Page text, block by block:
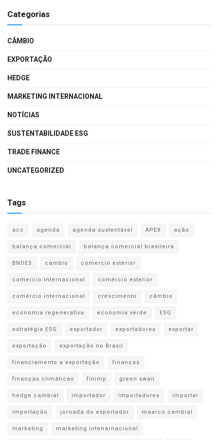
Categorias
CÂMBIO
EXPORTAÇÃO
HEDGE
MARKETING INTERNACIONAL
NOTÍCIAS
SUSTENTABILIDADE ESG
TRADE FINANCE
UNCATEGORIZED
Tags
acc agenda agenda sustentável APEX
ação
balança comercial
balança comercial brasileira
BNDES
cambio
comercio exterior
comercio internacional
comércio exterior
comércio internacional
crescimento
câmbio
economia regenerativa
economia verde
ESG
estratégia ESG
exportador exportadores
exportar
exportação
exportação no Brasil
financiamento a exportação
finanças
finanças climáticas
finimp
green swan
hedge cambial
importador importadores
importar
importação
jornada do exportador
maarco cambial
marketing
marketing intenarnacional